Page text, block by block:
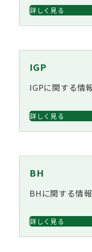
詳しく見る
IGP
IGPに関する情
詳しく見る
BH
BHに関する情
詳しく見る